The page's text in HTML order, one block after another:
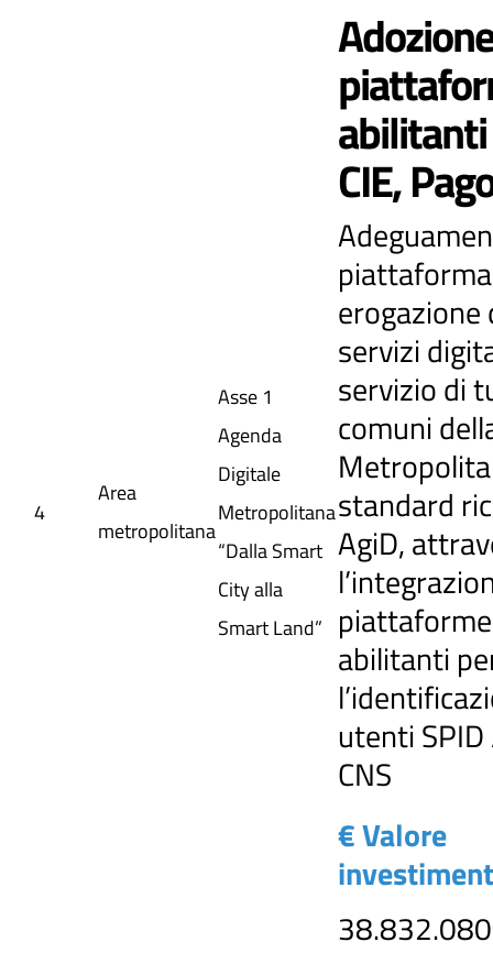
4
Area
metropolitana
Asse 1
Agenda
Digitale
Metropolitana
“Dalla Smart
City alla
Smart Land”
CIE,
erogazione
servizi
servizio di
comuni
standard
AgiD,
abilitanti
utenti
CNS
€ Valore